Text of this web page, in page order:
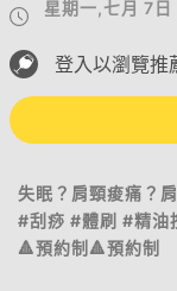
星期一,七月 7
登入以瀏覽推
失眠？肩頸痠痛？
#刮痧 #體刷 #精油
🔺預約制🔺預約制